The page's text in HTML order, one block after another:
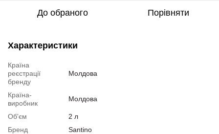
До обраного Порівняти
Характеристики
Країна
реєстрації
бренду
Молдова
Країна-
виробник
Молдова
Об'єм
2 л
Бренд
Santino